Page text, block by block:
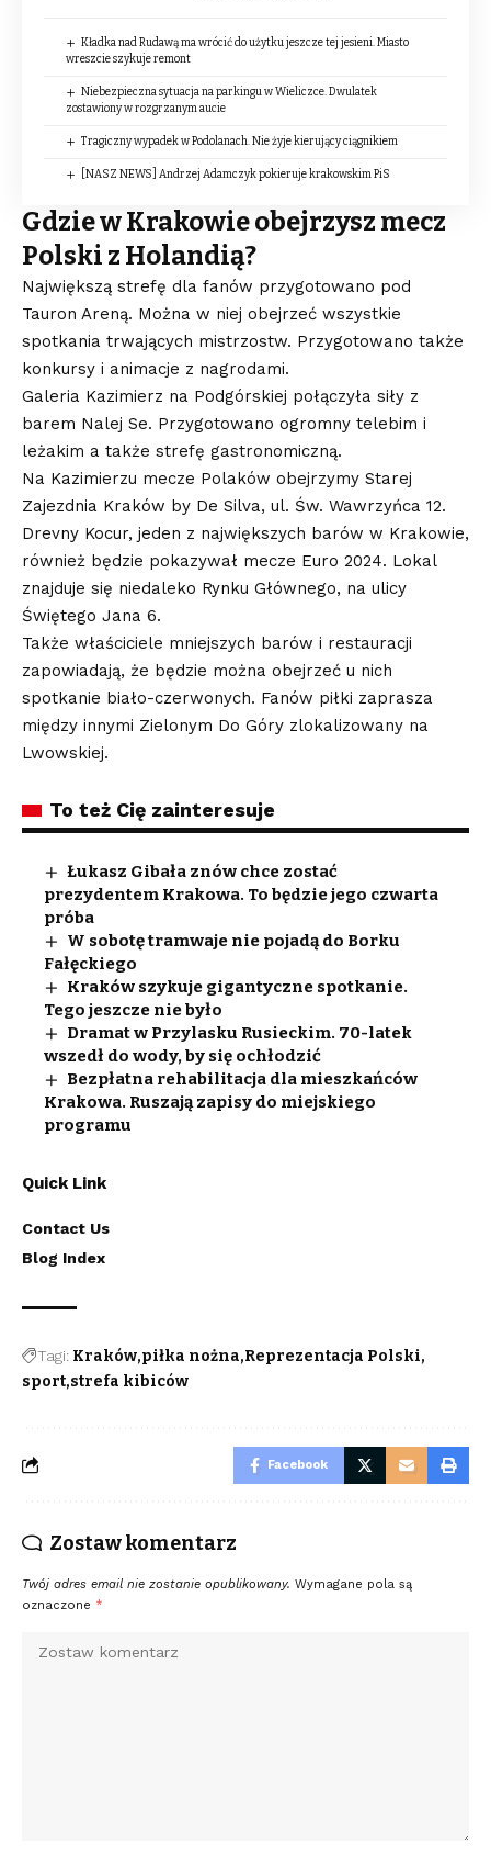
Kładka nad Rudawą ma wrócić do użytku jeszcze tej jesieni. Miasto
wreszcie szykuje remont
Niebezpieczna sytuacja na parkingu w Wieliczce. Dwulatek
zostawiony w rozgrzanym aucie
Tragiczny wypadek w Podolanach. Nie żyje kierujący ciągnikiem
[NASZ NEWS] Andrzej Adamczyk pokieruje krakowskim PiS
Gdzie w Krakowie obejrzysz mecz
Polski z Holandią?
Największą strefę dla fanów przygotowano pod
Tauron Areną. Można w niej obejrzeć wszystkie
spotkania trwających mistrzostw. Przygotowano także
konkursy i animacje z nagrodami.
Galeria Kazimierz na Podgórskiej połączyła siły z
barem Nalej Se. Przygotowano ogromny telebim i
leżakim a także strefę gastronomiczną.
Na Kazimierzu mecze Polaków obejrzymy Starej
Zajezdnia Kraków by De Silva, ul. Św. Wawrzyńca 12.
Drevny Kocur, jeden z największych barów w Krakowie,
również będzie pokazywał mecze Euro 2024. Lokal
znajduje się niedaleko Rynku Głównego, na ulicy
Świętego Jana 6.
Także właściciele mniejszych barów i restauracji
zapowiadają, że będzie można obejrzeć u nich
spotkanie biało-czerwonych. Fanów piłki zaprasza
między innymi Zielonym Do Góry zlokalizowany na
Lwowskiej.
To też Cię zainteresuje
Łukasz Gibała znów chce zostać
prezydentem Krakowa. To będzie jego czwarta
próba
W sobotę tramwaje nie pojadą do Borku
Fałęckiego
Kraków szykuje gigantyczne spotkanie.
Tego jeszcze nie było
Dramat w Przylasku Rusieckim. 70-latek
wszedł do wody, by się ochłodzić
Bezpłatna rehabilitacja dla mieszkańców
Krakowa. Ruszają zapisy do miejskiego
programu
Quick Link
Contact Us
Blog Index
Tagi: Kraków piłka nożna Reprezentacja Polski
sport strefa kibiców
Facebook
Zostaw komentarz
Twój adres email nie zostanie opublikowany. Wymagane pola są
oznaczone *